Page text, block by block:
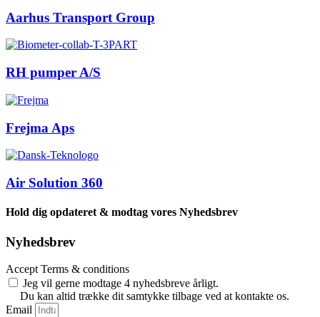
Aarhus Transport Group
RH pumper A/S
Frejma Aps
Air Solution 360
Hold dig opdateret & modtag vores Nyhedsbrev
Nyhedsbrev
Accept Terms & conditions
Jeg vil gerne modtage 4 nyhedsbreve årligt.
Du kan altid trække dit samtykke tilbage ved at kontakte os.
Email